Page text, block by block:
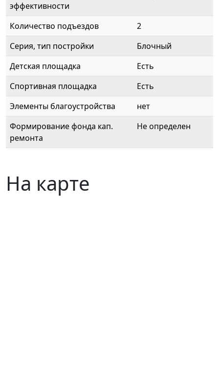
эффективности
Количество подъездов
2
Серия, тип постройки
Блочный
Детская площадка
Есть
Спортивная площадка
Есть
Элементы благоустройства
нет
Формирование фонда кап.
ремонта
Не определен
На карте